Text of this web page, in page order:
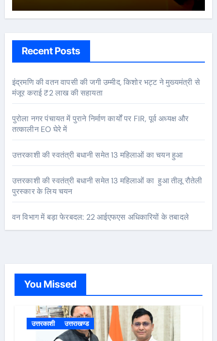
Recent Posts
इंद्रमणि की वतन वापसी की जगी उम्मीद, किशोर भट्ट ने मुख्यमंत्री से
मंजूर कराई ₹2 लाख की सहायता
पुरोला नगर पंचायत में पुराने निर्माण कार्यों पर FIR, पूर्व अध्यक्ष और
तत्कालीन EO घेरे में
उत्तरकाशी की स्वतंत्री बधानी समेत 13 महिलाओं का चयन हुआ
उत्तरकाशी की स्वतंत्री बधानी समेत 13 महिलाओं का हुआ तीलू रौतेली
पुरस्कार के लिय चयन
वन विभाग में बड़ा फेरबदल: 22 आईएफएस अधिकारियों के तबादले
You Missed
उत्तरकाशी उत्तराखण्ड